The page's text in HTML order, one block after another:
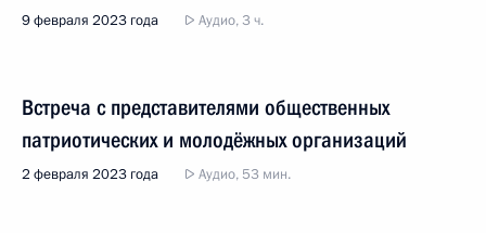
9 февраля 2023 года Аудио, 3 ч.
Встреча с представителями общественных
патриотических и молодёжных организаций
2 февраля 2023 года Аудио, 53 мин.